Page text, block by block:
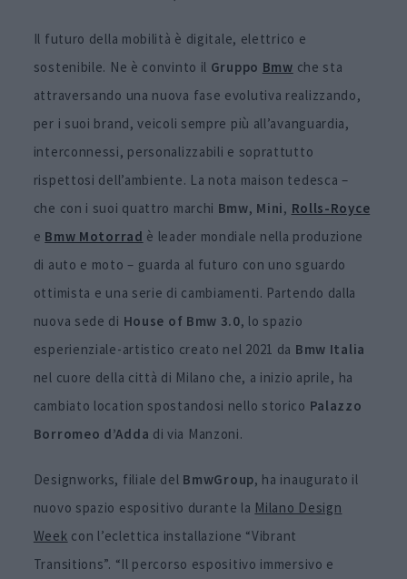
Il futuro della mobilità è digitale, elettrico e
sostenibile. Ne è convinto il Gruppo Bmw che sta
attraversando una nuova fase evolutiva realizzando,
per i suoi brand, veicoli sempre più all’avanguardia,
interconnessi, personalizzabili e soprattutto
rispettosi dell’ambiente. La nota maison tedesca –
che con i suoi quattro marchi Bmw, Mini, Rolls-Royce
e Bmw Motorrad è leader mondiale nella produzione
di auto e moto – guarda al futuro con uno sguardo
ottimista e una serie di cambiamenti. Partendo dalla
nuova sede di House of Bmw 3.0, lo spazio
esperienziale-artistico creato nel 2021 da Bmw Italia
nel cuore della città di Milano che, a inizio aprile, ha
cambiato location spostandosi nello storico Palazzo
Borromeo d’Adda di via Manzoni.
Designworks, filiale del BmwGroup, ha inaugurato il
nuovo spazio espositivo durante la Milano Design
Week con l’eclettica installazione “Vibrant
Transitions”. “Il percorso espositivo immersivo e